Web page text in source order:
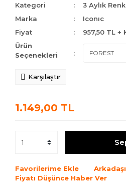
Kategori
3 Aylık
Marka
Iconıc
Fiyat
957,50 TL +
Ürün
Seçenekleri
Karşılaştır
1.149,00 TL
Favorilerime Ekle
Fiyatı Düşünce Haber Ver